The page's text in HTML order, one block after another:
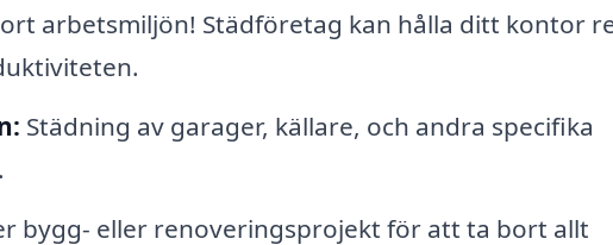
arbetsmiljön! Städföretag kan hålla ditt kontor
Städning av garager, källare, och andra specifika
bygg- eller renoveringsprojekt för att ta bort allt